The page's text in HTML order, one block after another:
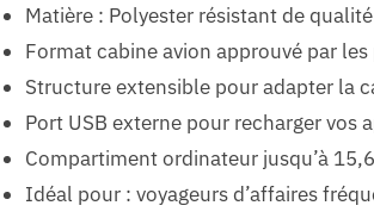
Matière : Polyester résistant de
Format cabine avion approuvé par
Structure extensible pour adapter la
Port USB externe pour recharger vos
Compartiment ordinateur jusqu’à
Idéal pour : voyageurs d’affaires